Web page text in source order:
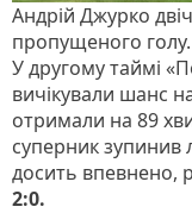
Андрій Джурко
пропущеного голу.
У другому таймі
вичікували шанс
отримали на 89
суперник зупинив
досить впевнено,
2:0.